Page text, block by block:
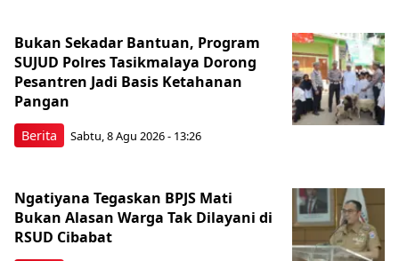
Berita
Bukan Sekadar Bantuan, Program
SUJUD Polres Tasikmalaya Dorong
Pesantren Jadi Basis Ketahanan
Pangan
Sabtu, 8 Agu 2026 - 13:26
Ngatiyana Tegaskan BPJS Mati
Bukan Alasan Warga Tak Dilayani di
RSUD Cibabat